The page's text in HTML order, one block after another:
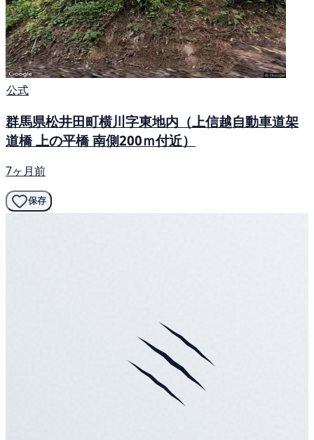
公式
群馬県松井田町横川字東地内（上信越自動車道架
道橋 上の平橋 南側200ｍ付近）
7ヶ月前
保存